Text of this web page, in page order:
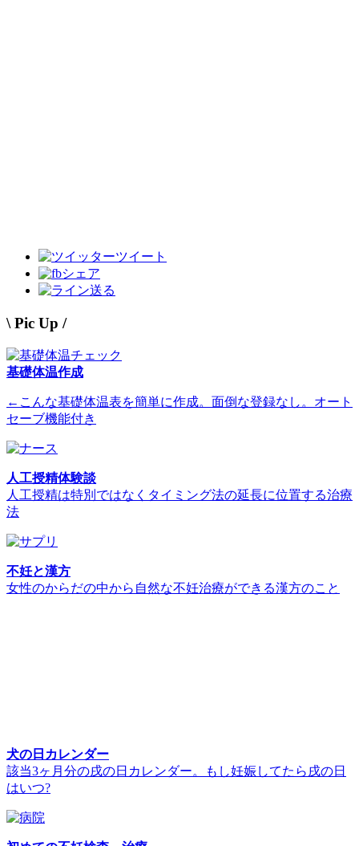
ツイート
シェア
送る
\ Pic Up /
基礎体温作成
←こんな基礎体温表を簡単に作成。面倒な登録なし。オート
セーブ機能付き
人工授精体験談
人工授精は特別ではなくタイミング法の延長に位置する治療
法
不妊と漢方
女性のからだの中から自然な不妊治療ができる漢方のこと
犬の日カレンダー
該当3ヶ月分の戌の日カレンダー。もし妊娠してたら戌の日
はいつ?